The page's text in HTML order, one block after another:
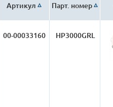
Артикул Парт. номер
00-00033160 HP3000GRL